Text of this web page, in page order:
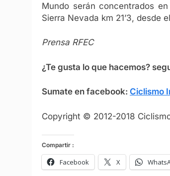
Mundo serán concentrados
Sierra Nevada km 21’3, desde
Prensa RFEC
¿Te gusta lo que hacemos?
Sumate en facebook: Ciclismo
Copyright © 2012-2018
Compartir :
Facebook X